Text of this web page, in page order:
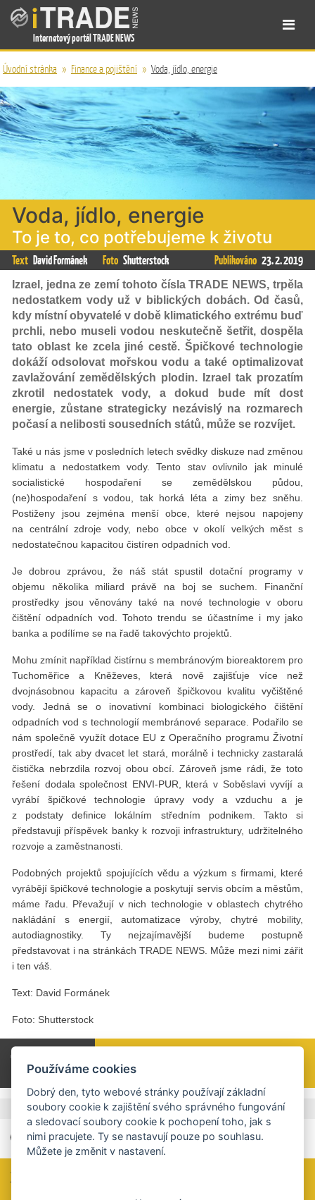
Internetový portál TRADE NEWS
Úvodní stránka » Finance a pojištění » Voda, jídlo, energie
Voda, jídlo, energie
To je to, co potřebujeme k životu
Text David Formánek Foto Shutterstock Publikováno 23. 2. 2019
Izrael, jedna ze zemí tohoto čísla TRADE NEWS, trpěla
nedostatkem vody už v biblických dobách. Od časů,
kdy místní obyvatelé v době klimatického extrému buď
prchli, nebo museli vodou neskutečně šetřit, dospěla
tato oblast ke zcela jiné cestě. Špičkové technologie
dokáží odsolovat mořskou vodu a také optimalizovat
zavlažování zemědělských plodin. Izrael tak prozatím
zkrotil nedostatek vody, a dokud bude mít dost
energie, zůstane strategicky nezávislý na rozmarech
počasí a nelibosti sousedních států, může se rozvíjet.
Také u nás jsme v posledních letech svědky diskuze nad změnou
klimatu a nedostatkem vody. Tento stav ovlivnilo jak minulé
socialistické hospodaření se zemědělskou půdou,
(ne)hospodaření s vodou, tak horká léta a zimy bez sněhu.
Postiženy jsou zejména menší obce, které nejsou napojeny
na centrální zdroje vody, nebo obce v okolí velkých měst s
nedostatečnou kapacitou čistíren odpadních vod.
Je dobrou zprávou, že náš stát spustil dotační programy v
objemu několika miliard právě na boj se suchem. Finanční
prostředky jsou věnovány také na nové technologie v oboru
čištění odpadních vod. Tohoto trendu se účastníme i my jako
banka a podílíme se na řadě takovýchto projektů.
Mohu zmínit například čistírnu s membránovým bioreaktorem pro
Tuchoměřice a Kněževes, která nově zajišťuje více než
dvojnásobnou kapacitu a zároveň špičkovou kvalitu vyčištěné
vody. Jedná se o inovativní kombinaci biologického čištění
odpadních vod s technologií membránové separace. Podařilo se
nám společně využít dotace EU z Operačního programu Životní
prostředí, tak aby dvacet let stará, morálně i technicky zastaralá
čistička nebrzdila rozvoj obou obcí. Zároveň jsme rádi, že toto
řešení dodala společnost ENVI-PUR, která v Soběslavi vyvíjí a
vyrábí špičkové technologie úpravy vody a vzduchu a je
z podstaty definice lokálním středním podnikem. Takto si
představuji příspěvek banky k rozvoji infrastruktury, udržitelného
rozvoje a zaměstnanosti.
Podobných projektů spojujících vědu a výzkum s firmami, které
vyrábějí špičkové technologie a poskytují servis obcím a městům,
máme řadu. Převažují v nich technologie v oblastech chytrého
nakládání s energií, automatizace výroby, chytré mobility,
autodiagnostiky. Ty nejzajímavější budeme postupně
představovat i na stránkách TRADE NEWS. Může mezi nimi zářit
i ten váš.
Text: David Formánek
Foto: Shutterstock
Celý článek si přečtěte v tištěné verzi TRADE
NEWS 1 / 2019 na straně 43.
Štítky KB,Environment
Zaujal vás tento článek?
Používáme cookies
Dobrý den, tyto webové stránky používají základní
soubory cookie k zajištění svého správného fungování
a sledovací soubory cookie k pochopení toho, jak s
nimi pracujete. Ty se nastavují pouze po souhlasu.
Můžete je změnit v nastavení.